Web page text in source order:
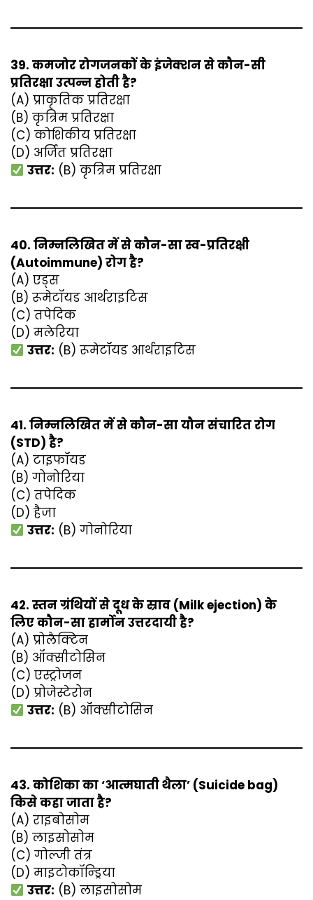
39. कमजोर रोगजनकों के इंजेक्शन से कौन-सी
प्रतिरक्षा उत्पन्न होती है?
(A) प्राकृतिक प्रतिरक्षा
(B) कृत्रिम प्रतिरक्षा
(C) कोशिकीय प्रतिरक्षा
(D) अर्जित प्रतिरक्षा
उत्तर: (B) कृत्रिम प्रतिरक्षा
40. निम्नलिखित में से कौन-सा स्व-प्रतिरक्षी
(Autoimmune) रोग है?
(A) एड्स
(B) रूमेटॉयड आर्थराइटिस
(C) तपेदिक
(D) मलेरिया
उत्तर: (B) रूमेटॉयड आर्थराइटिस
41. निम्नलिखित में से कौन-सा यौन संचारित रोग
(STD) है?
(A) टाइफॉयड
(B) गोनोरिया
(C) तपेदिक
(D) हैजा
उत्तर: (B) गोनोरिया
42. स्तन ग्रंथियों से दूध के स्राव (Milk ejection) के
लिए कौन-सा हार्मोन उत्तरदायी है?
(A) प्रोलैक्टिन
(B) ऑक्सीटोसिन
(C) एस्ट्रोजन
(D) प्रोजेस्टेरोन
उत्तर: (B) ऑक्सीटोसिन
43. कोशिका का ‘आत्मघाती थैला’ (Suicide bag)
किसे कहा जाता है?
(A) राइबोसोम
(B) लाइसोसोम
(C) गोल्जी तंत्र
(D) माइटोकॉन्ड्रिया
उत्तर: (B) लाइसोसोम